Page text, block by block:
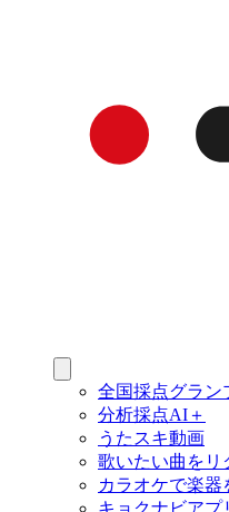
全国採点グラン
分析採点AI＋
うたスキ動画
歌いたい曲をリ
カラオケで楽器
キョクナビアプ